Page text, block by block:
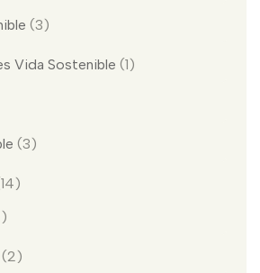
(3)
Vida Sostenible (1)
(3)
(2)